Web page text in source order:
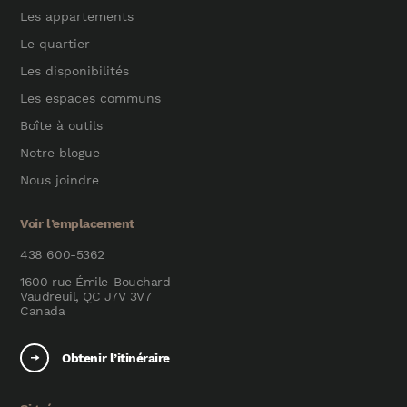
Les appartements
Le quartier
Les disponibilités
Les espaces communs
Boîte à outils
Notre blogue
Nous joindre
Voir l’emplacement
438 600-5362
1600 rue Émile-Bouchard
Vaudreuil, QC J7V 3V7
Canada
Obtenir l’itinéraire